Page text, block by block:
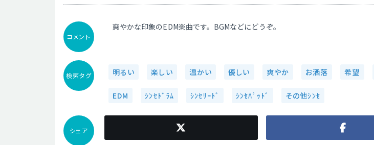
コメント
爽やかな印象のEDM楽曲です。BGMなどにどうぞ。
検索タグ 明るい 楽しい 温かい 優しい 爽やか お洒落 希望
EDM ｼﾝｾﾄﾞﾗﾑ ｼﾝｾﾘｰﾄﾞ ｼﾝｾﾊﾟｯﾄﾞ その他ｼﾝｾ
シェア